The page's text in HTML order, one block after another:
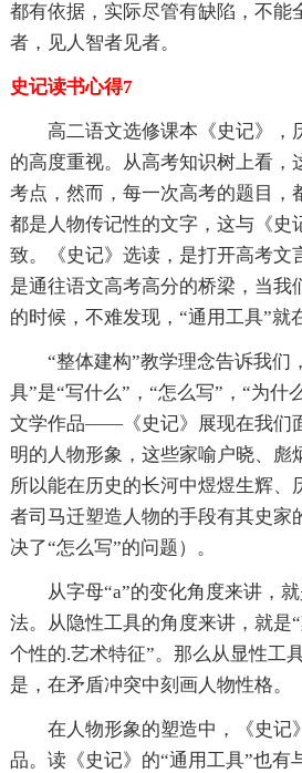
都有依据，实际尽管有缺陷，不能
者，见人智者见者。
史记读书心得7
高二语文选修课本《史记》，
的高度重视。从高考知识树上看，
考点，然而，每一次高考的题目，
都是人物传记性的文字，这与《史
致。《史记》选读，是打开高考文
是通往语文高考高分的桥梁，当我
的时候，不难发现，“通用工具”就
“整体建构”教学理念告诉我们
具”是“写什么”，“怎么写”，“为什
文学作品——《史记》展现在我们
明的人物形象，这些家喻户晓、彪
所以能在历史的长河中煜煜生辉、
者司马迁塑造人物的手段有其史家
决了“怎么写”的问题）。
从字母“a”的变化角度来讲，就
法。从隐性工具的角度来讲，就是
个性的.艺术特征”。那么从显性工
是，在矛盾冲突中刻画人物性格。
在人物形象的塑造中，《史记
品。读《史记》的“通用工具”也有